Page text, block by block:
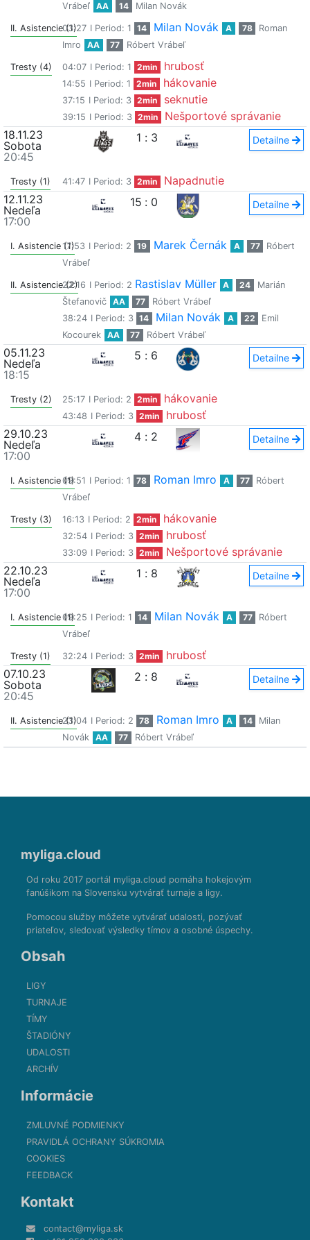
Vrábeľ
AA 14 Milan Novák
II. Asistencie (1)
03:27 I Period: 1 14 Milan Novák A 78
Roman
Imro
AA 77 Róbert Vrábeľ
Tresty (4) 04:07 I Period: 1 2min hrubosť
14:55 I Period: 1 2min hákovanie
37:15 I Period: 3 2min seknutie
39:15 I Period: 3 2min
Nešportové správanie
18.11.23
Sobota
20:45
1 : 3 Detailne
Tresty (1) 41:47 I Period: 3 2min
Napadnutie
12.11.23
Nedeľa
17:00
15 : 0 Detailne
I. Asistencie (1)17:53 I Period: 2 19 Marek Černák A 77
Róbert
Vrábeľ
II. Asistencie (2)
22:16 I Period: 2 Rastislav Müller A 24
Marián
Štefanovič
AA 77
Róbert Vrábeľ
38:24 I Period: 3 14 Milan Novák A 22
Emil
Kocourek
AA 77 Róbert Vrábeľ
05.11.23
Nedeľa
18:15
5 : 6 Detailne
Tresty (2) 25:17 I Period: 2 2min hákovanie
43:48 I Period: 3 2min
hrubosť
29.10.23
Nedeľa
17:00
4 : 2 Detailne
I. Asistencie (1)09:51 I Period: 1 78 Roman Imro A 77
Róbert
Vrábeľ
Tresty (3) 16:13 I Period: 2 2min hákovanie
32:54 I Period: 3 2min hrubosť
33:09 I Period: 3 2min
Nešportové správanie
22.10.23
Nedeľa
17:00
1 : 8 Detailne
I. Asistencie (1)09:25 I Period: 1 14 Milan Novák A 77
Róbert
Vrábeľ
Tresty (1) 32:24 I Period: 3 2min
hrubosť
07.10.23
Sobota
20:45
2 : 8 Detailne
II. Asistencie (1)
23:04 I Period: 2 78 Roman Imro A 14
Milan
Novák
AA 77 Róbert Vrábeľ
myliga.cloud
Od roku 2017 portál myliga.cloud pomáha hokejovým
fanúšikom na Slovensku vytvárať turnaje a ligy.
Pomocou služby môžete vytvárať udalosti, pozývať
priateľov, sledovať výsledky tímov a osobné úspechy.
Obsah
LIGY
TURNAJE
TÍMY
ŠTADIÓNY
UDALOSTI
ARCHÍV
Informácie
ZMLUVNÉ PODMIENKY
PRAVIDLÁ OCHRANY SÚKROMIA
COOKIES
FEEDBACK
Kontakt
contact@myliga.sk